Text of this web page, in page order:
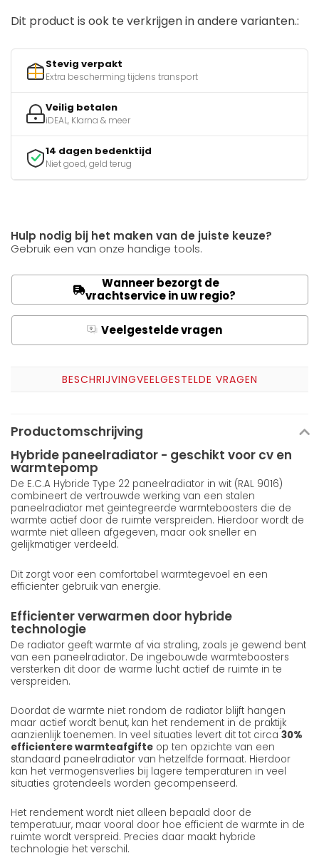
Dit product is ook te verkrijgen in andere varianten.:
Stevig verpakt
Extra bescherming tijdens transport
Veilig betalen
iDEAL, Klarna & meer
14 dagen bedenktijd
Niet goed, geld terug
Hulp nodig bij het maken van de juiste keuze?
Gebruik een van onze handige tools.
Wanneer bezorgt de
vrachtservice in uw regio?
Q Veelgestelde vragen
BESCHRIJVINGVEELGESTELDE VRAGEN
Productomschrijving
Hybride paneelradiator - geschikt voor cv en
warmtepomp
De E.C.A Hybride Type 22 paneelradiator in wit (RAL 9016)
combineert de vertrouwde werking van een stalen
paneelradiator met geintegreerde warmteboosters die de
warmte actief door de ruimte verspreiden. Hierdoor wordt de
warmte niet alleen afgegeven, maar ook sneller en
gelijkmatiger verdeeld.
Dit zorgt voor een comfortabel warmtegevoel en een
efficienter gebruik van energie.
Efficienter verwarmen door hybride
technologie
De radiator geeft warmte af via straling, zoals je gewend bent
van een paneelradiator. De ingebouwde warmteboosters
versterken dit door de warme lucht actief de ruimte in te
verspreiden.
Doordat de warmte niet rondom de radiator blijft hangen
maar actief wordt benut, kan het rendement in de praktijk
aanzienlijk toenemen. In veel situaties levert dit tot circa 30%
efficientere warmteafgifte op ten opzichte van een
standaard paneelradiator van hetzelfde formaat. Hierdoor
kan het vermogensverlies bij lagere temperaturen in veel
situaties grotendeels worden gecompenseerd.
Het rendement wordt niet alleen bepaald door de
temperatuur, maar vooral door hoe efficient de warmte in de
ruimte wordt verspreid. Precies daar maakt hybride
technologie het verschil.